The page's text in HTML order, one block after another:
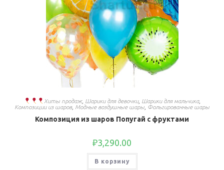
Хиты продаж, Шарики для девочки, Шарики для мальчика,
Композиции из шаров, Модные воздушные шары Фольгированные шары
Композиция из шаров Попугай с фруктами
₽3,290.00
В корзину